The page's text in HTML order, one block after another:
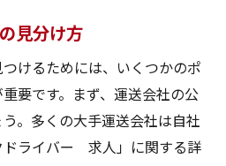
見分け方
けるためには、いくつかのポ
要です。まず、運送会社の公
。多くの大手運送会社は自社
ドライバー 求人」に関する詳